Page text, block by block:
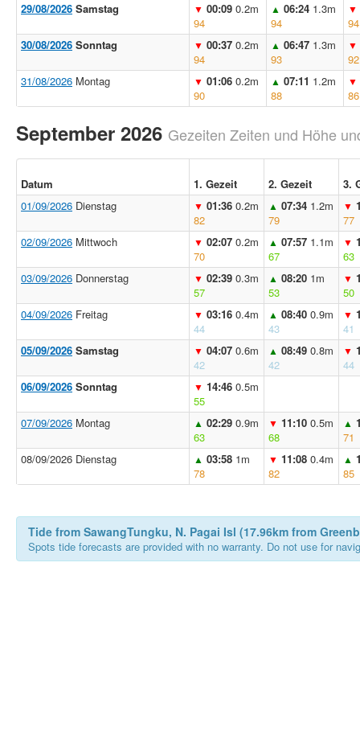
29/08/2026 Samstag ▼ 00:09 0.2m
94
▲ 06:24 1.3m
94
▼
94
30/08/2026 Sonntag ▼ 00:37 0.2m
94
▲ 06:47 1.3m
93
▼
92
31/08/2026 Montag ▼ 01:06 0.2m
90
▲ 07:11 1.2m
88
▼
86
September 2026 Gezeiten Zeiten und Höhe
Datum 1. Gezeit 2. Gezeit
3.
01/09/2026 Dienstag ▼ 01:36 0.2m
82
▲ 07:34 1.2m
79
▼
77
02/09/2026 Mittwoch ▼ 02:07 0.2m
70
▲ 07:57 1.1m
67
▼
63
03/09/2026 Donnerstag ▼ 02:39 0.3m
57
▲ 08:20 1m
53
▼
50
04/09/2026 Freitag ▼ 03:16 0.4m
44
▲ 08:40 0.9m
43
▼
41
05/09/2026 Samstag ▼ 04:07 0.6m
42
▲ 08:49 0.8m
42
▼
44
06/09/2026 Sonntag ▼ 14:46 0.5m
55
07/09/2026 Montag ▲ 02:29 0.9m
63
▼ 11:10 0.5m
68
▲
71
08/09/2026 Dienstag
▲ 03:58 1m
78
▼ 11:08 0.4m
82
▲
85
Tide from SawangTungku, N. Pagai Isl (17.96km from
Spots tide forecasts are provided with no warranty. Do not use for